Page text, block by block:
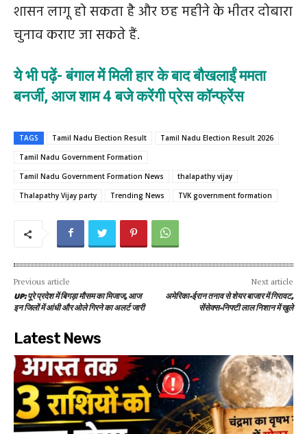
शासन लागू हो सकता है और छह महीने के भीतर दोबारा
चुनाव कराए जा सकते हैं.
ये भी पढ़ें- बंगाल में मिली हार के बाद बौखलाईं ममता
बनर्जी, आज शाम 4 बजे करेंगी प्रेस कॉन्फ्रेंस
TAGS Tamil Nadu Election Result
Tamil Nadu Election Result 2026
Tamil Nadu Government Formation
Tamil Nadu Government Formation News
thalapathy vijay
Thalapathy Vijay party
Trending News TVK government formation
Previous article
UP: पूरे प्रदेश में बिगड़ा मौसम का मिजाज, आज
इन जिलों में आंधी और ओले गिरने का अलर्ट जारी
Next article
अमेरिका-ईरान तनाव से शेयर बाजार में गिरावट,
सेंसेक्स-निफ्टी लाल निशान में खुले
Latest News